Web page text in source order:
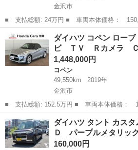
金沢市
■ 支払総額: 24万円 ■ 車両本体価格： 150,000 円 ■ メーカー
名： ダイハツ ■ 車種名： ムーヴコン
キーレス ＣＤ フルフラットシート 運転
ＡＢＳ 衝突安全...
石川 ムーヴ
ダイハツ コペン ロー
ビ ＴＶ Ｒカメラ
1,448,000円
コペン
49,550km
2019年
金沢市
■ 支払総額: 152.5万円 ■ 車両本体価格： 1,448,000 円 ■ メーカ
ー名： ダイハツ ■ 車種名： コペン ■
最長５年保証 ナビ ＴＶ Ｒカメラ ＣＤ
ＤＶＤ ...
石川 金沢市 コペン
ダイハツ タント カス
Ｄ パープルメタリッ
160,000円